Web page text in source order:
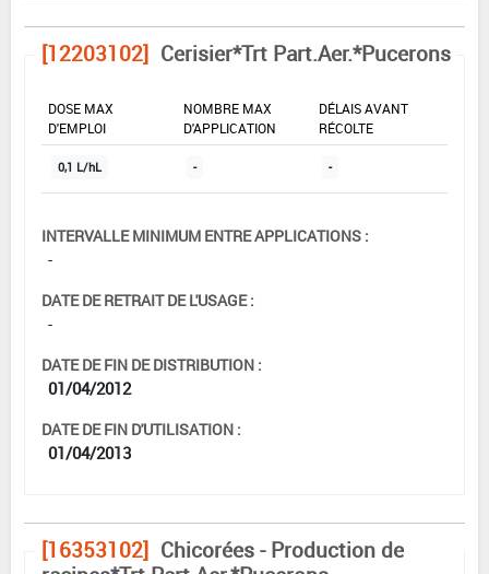
[12203102] Cerisier*Trt Part.Aer.*Pucerons
DOSE MAX
D'EMPLOI
NOMBRE MAX
D'APPLICATION
DÉLAIS AVANT
RÉCOLTE
0,1 L/hL - -
INTERVALLE MINIMUM ENTRE APPLICATIONS :
-
DATE DE RETRAIT DE L'USAGE :
-
DATE DE FIN DE DISTRIBUTION :
01/04/2012
DATE DE FIN D'UTILISATION :
01/04/2013
[16353102] Chicorées - Production de